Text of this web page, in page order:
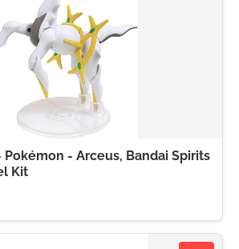
Pokémon - Arceus, Bandai Spirits
Kit